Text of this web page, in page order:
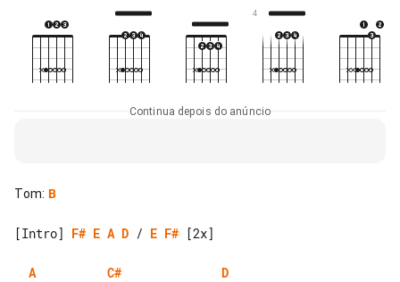
4
Continua depois do anúncio
Tom: B
[Intro] F# E A D / E F# [2x]
A C#
D